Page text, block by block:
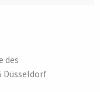
des
Düsseldorf